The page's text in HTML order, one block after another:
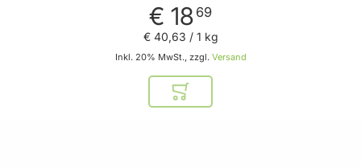
€ 18 69
Inkl. 20% MwSt., zzgl. Versand
€ 40,63 / 1 kg
In den Warenkorb